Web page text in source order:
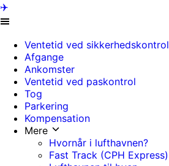
✈️
Ventetid ved sikkerhedskontrol
Afgange
Ankomster
Ventetid ved paskontrol
Tog
Parkering
Kompensation
Mere
Hvornår i lufthavnen?
Fast Track (CPH Express)